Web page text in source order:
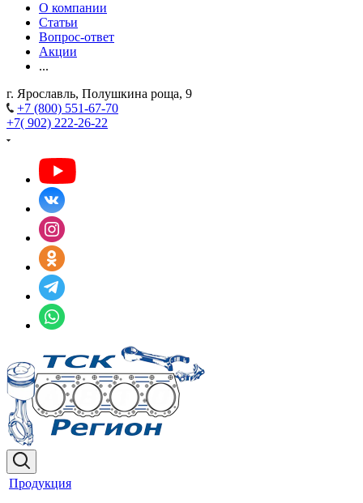
О компании
Статьи
Вопрос-ответ
Акции
...
г. Ярославль, Полушкина роща, 9
+7 (800) 551-67-70
+7( 902) 222-26-22
Продукция